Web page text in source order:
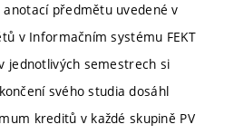
předmětu uvedené v
v Informačním systému FEKT
jednotlivých semestrech si
svého studia dosáhl
kreditů v každé skupině PV